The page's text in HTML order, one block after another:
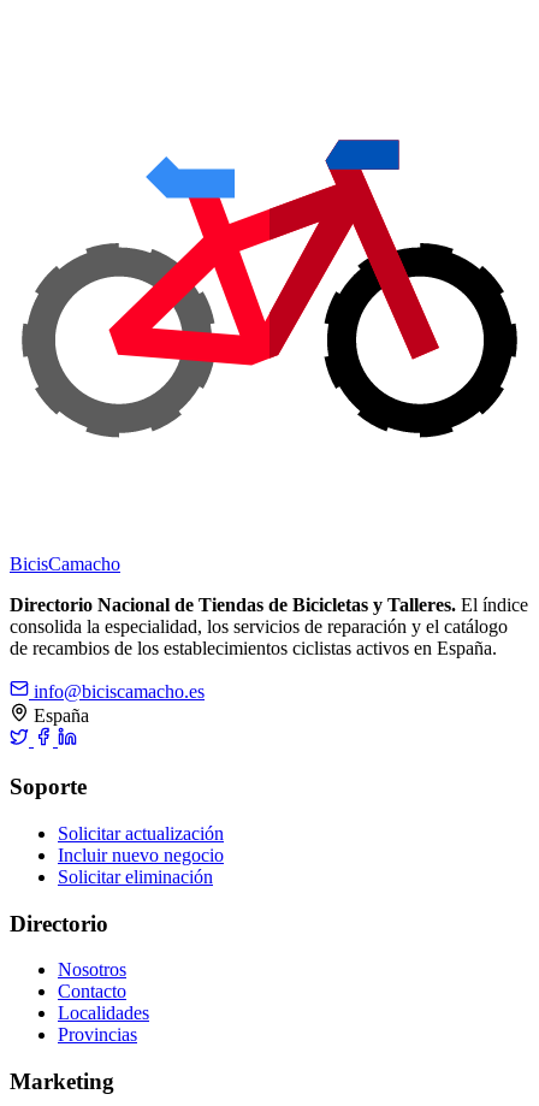
BicisCamacho
Directorio Nacional de Tiendas de Bicicletas y Talleres. El índice
consolida la especialidad, los servicios de reparación y el catálogo
de recambios de los establecimientos ciclistas activos en España.
info@biciscamacho.es
España
Soporte
Solicitar actualización
Incluir nuevo negocio
Solicitar eliminación
Directorio
Nosotros
Contacto
Localidades
Provincias
Marketing